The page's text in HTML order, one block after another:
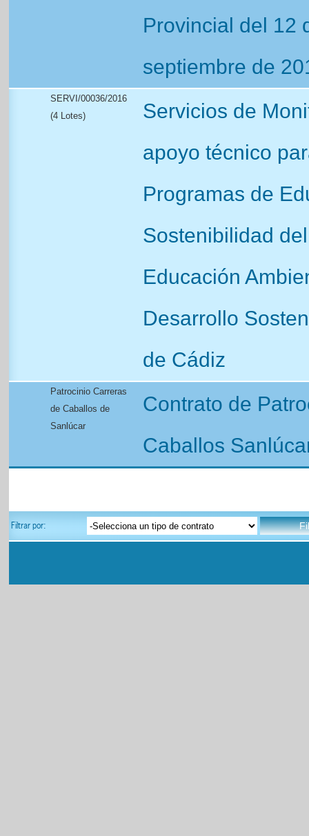
Provincial del 12
septiembre de
SERVI/00036/2016
(4 Lotes)
Servicios de
apoyo técnico
Programas de
Sostenibilidad
Educación
Desarrollo
de Cádiz
Patrocinio Carreras
de Caballos de
Sanlúcar
Contrato de
Caballos
Filtrar por: